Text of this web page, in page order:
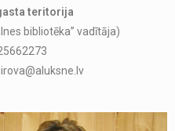
teritorija
bibliotēka” vadītāja)